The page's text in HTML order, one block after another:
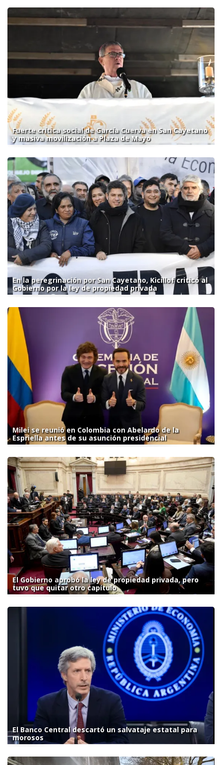
Fuerte crítica social de García Cuerva en San Cayetano
y masiva movilización a Plaza de Mayo
En la peregrinación por San Cayetano, Kicillof criticó al
Gobierno por la ley de propiedad privada
Milei se reunió en Colombia con Abelardo de la
Espriella antes de su asunción presidencial
El Gobierno aprobó la ley de propiedad privada, pero
tuvo que quitar otro capítulo
El Banco Central descartó un salvataje estatal para
morosos